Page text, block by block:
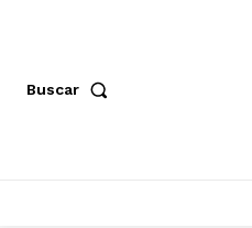
Buscar